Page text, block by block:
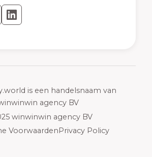
is een handelsnaam van
agency BV
winwinwin agency BV
VoorwaardenPrivacy Policy